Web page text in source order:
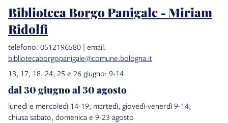
Biblioteca Borgo Panigale - Miriam
Ridolfi
telefono: 0512196580 | email:
bibliotecaborgopanigale@comune.bologna.it
13, 17, 18, 24, 25 e 26 giugno: 9-14
dal 30 giugno al 30 agosto
lunedì e mercoledì 14-19; martedì, giovedì-venerdì 9-14;
chiusa sabato, domenica e 9-23 agosto